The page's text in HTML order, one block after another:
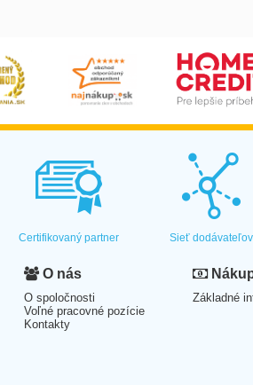
Certifikovaný partner Sieť dodávateľov
O nás
O spoločnosti
Voľné pracovné pozície
Kontakty
Základné